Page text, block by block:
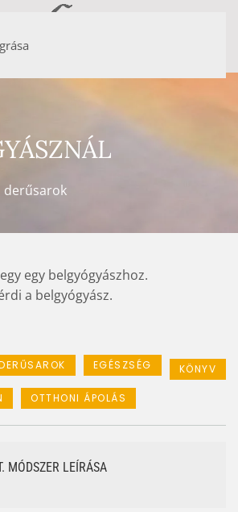
derűsarok
egy belgyógyászhoz.
a belgyógyász.
EGÉSZSÉG KÖNYV
OTTHONI ÁPOLÁS
MÓDSZER LEÍRÁSA